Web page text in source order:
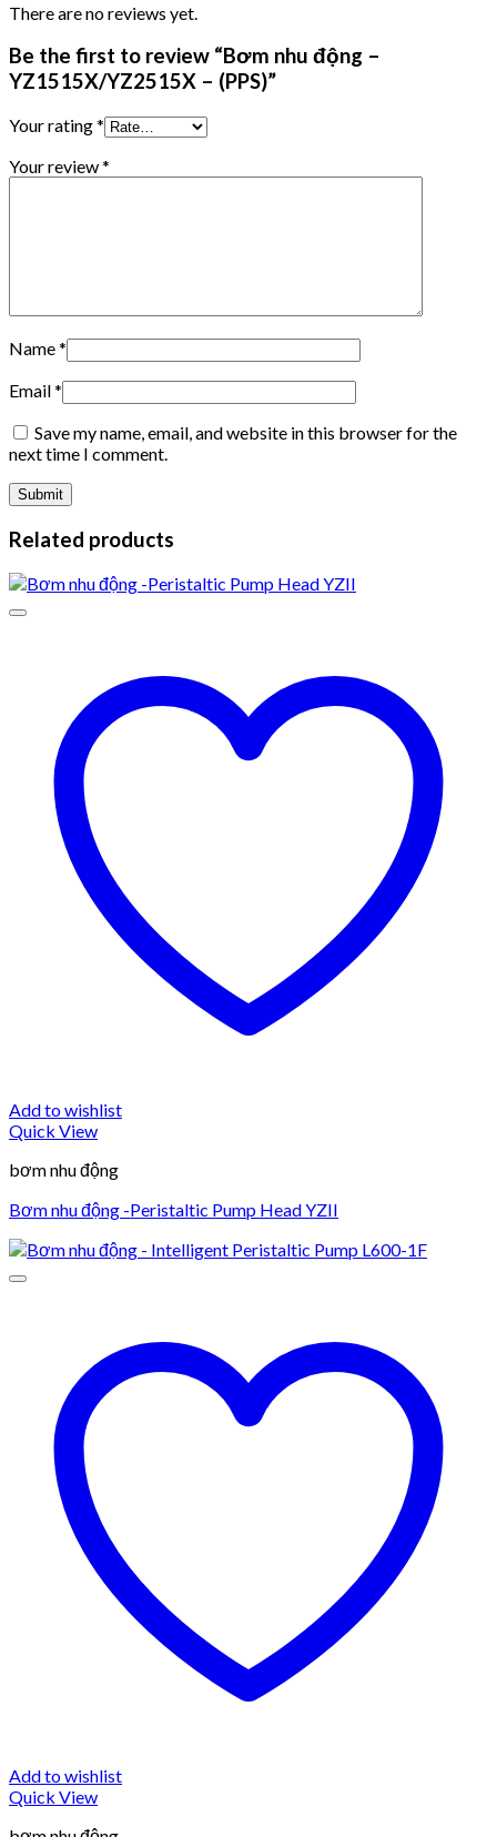
There are no reviews yet.
Be the first to review “Bơm nhu động –
YZ1515X/YZ2515X – (PPS)”
Your rating*
Your review*
Name*
Email*
Save my name, email, and website in this browser for the
next time I comment.
Related products
Add to wishlist
Quick View
bơm nhu động
Bơm nhu động -Peristaltic Pump Head YZII
Add to wishlist
Quick View